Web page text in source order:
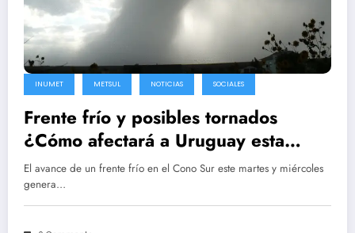
INUMET METSUL NOTICIAS SOCIALES
Frente frío y posibles tornados
¿Cómo afectará a Uruguay esta
semana?
El avance de un frente frío en el Cono Sur este martes y miércoles
genera…